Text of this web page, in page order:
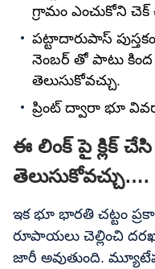
గ్రామం ఎంచుకోని చెక్
పట్టాదారుపాస్
నెంబర్ తో పాటు
తెలుసుకోవచ్చు.
ప్రింట్ ద్వారా భూ
ఈ లింక్ పై క్లిక్
తెలుసుకోవచ్చు….
ఇక భూ భారతి చట్టం
రూపాయలు చెల్లించి
జారీ అవుతుంది.